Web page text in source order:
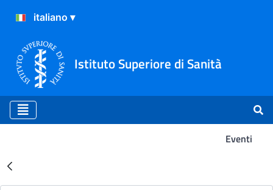
Istituto Superiore di Sanità
Eventi
Risultati della Ricerca -